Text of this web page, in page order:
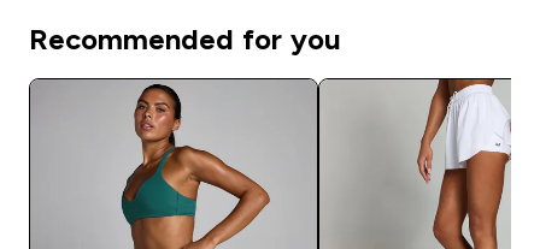
Recommended for you